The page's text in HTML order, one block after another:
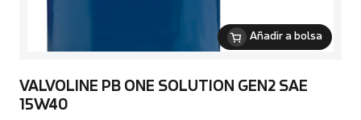
Añadir a bolsa
VALVOLINE PB ONE SOLUTION GEN2 SAE
15W40